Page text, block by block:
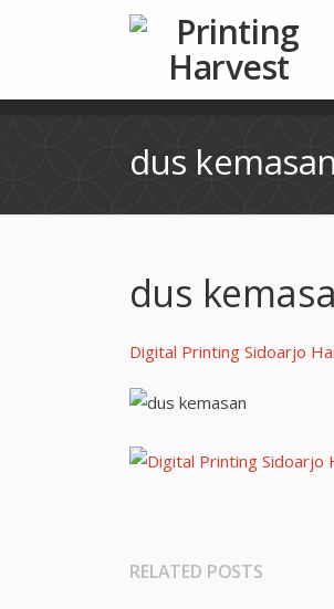
dus kemasan
dus
Digital Printing Sidoarjo
RELATED POSTS